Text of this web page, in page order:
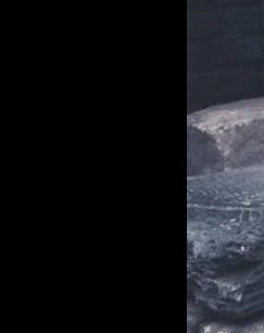
關於M+藏
探索世界頂級的二
一世紀視覺文化藏